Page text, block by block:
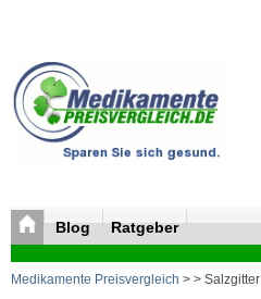
Blog Ratgeber
Medikamente Preisvergleich > > Salzgitter